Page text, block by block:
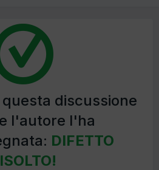
discussione
e l'autore l'ha
DIFETTO